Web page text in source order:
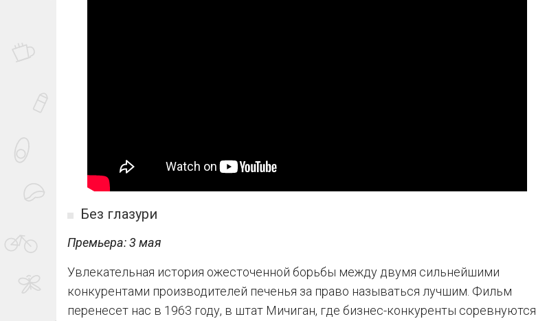
Без глазури
Премьера: 3 мая
Увлекательная история ожесточенной борьбы между двумя сильнейшими
конкурентами производителей печенья за право называться лучшим. Фильм
перенесет нас в 1963 году, в штат Мичиган, где бизнес-конкуренты соревнуются